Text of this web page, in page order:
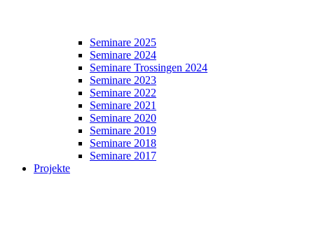
Seminare 2025
Seminare 2024
Seminare Trossingen 2024
Seminare 2023
Seminare 2022
Seminare 2021
Seminare 2020
Seminare 2019
Seminare 2018
Seminare 2017
Projekte